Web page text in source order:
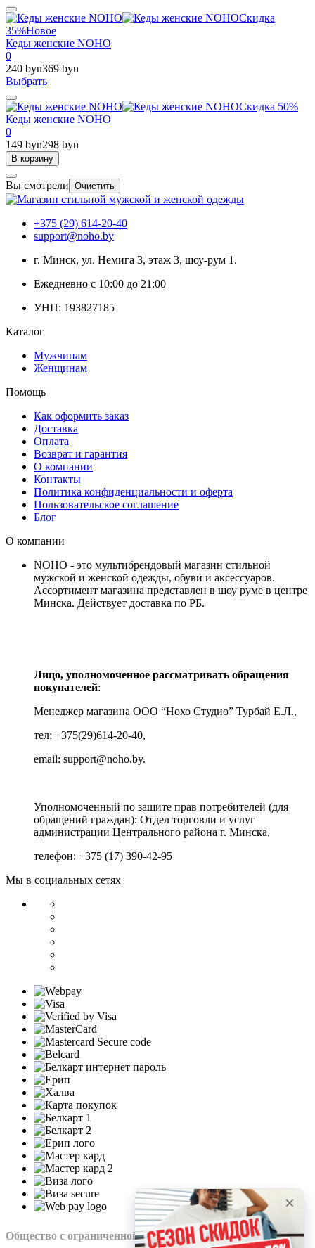
Скидка
35%Новое
Кеды женские NOHO
0
240 byn369 byn
Выбрать
Скидка 50%
Кеды женские NOHO
0
149 byn298 byn
В корзину
Вы смотрели Очистить
+375 (29) 614-20-40
support@noho.by
г. Минск, ул. Немига 3, этаж 3, шоу-рум 1.
Ежедневно с 10:00 до 21:00
УНП: 193827185
Каталог
Мужчинам
Женщинам
Помощь
Как оформить заказ
Доставка
Оплата
Возврат и гарантия
О компании
Контакты
Политика конфиденциальности и оферта
Пользовательское соглашение
Блог
О компании
NOHO - это мультибрендовый магазин стильной
мужской и женской одежды, обуви и аксессуаров.
Ассортимент магазина представлен в шоу руме в центре
Минска. Действует доставка по РБ.
Лицо, уполномоченное рассматривать обращения
покупателей:
Менеджер магазина ООО “Нохо Студио” Турбай Е.Л.,
тел: +375(29)614-20-40,
email: support@noho.by.
Уполномоченный по защите прав потребителей (для
обращений граждан): Отдел торговли и услуг
администрации Центрального района г. Минска,
телефон: +375 (17) 390-42-95
Мы в социальных сетях
Общество с ограниченной ответственностью “Нохо